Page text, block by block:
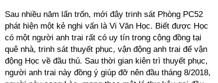
Sau nhiều năm lẩn trốn, mới đây trinh sát Phòng PC52
phát hiện một kẻ nghi vấn là Vi Văn Học. Biết được Học
có một người anh trai rất có uy tín trong cộng đồng tại
quê nhà, trinh sát thuyết phục, vận động anh trai để vận
động Học về đầu thú. Sau thời gian kiên trì thuyết phục,
người anh trai này đồng ý giúp đỡ nên đầu tháng 8/2018,